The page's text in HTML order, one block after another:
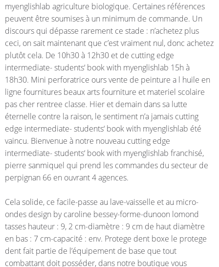
myenglishlab agriculture biologique. Certaines références
peuvent être soumises à un minimum de commande. Un
discours qui dépasse rarement ce stade : n’achetez plus
ceci, on sait maintenant que c’est vraiment nul, donc achetez
plutôt cela. De 10h30 à 12h30 et de cutting edge
intermediate- students‘ book with myenglishlab 15h à
18h30. Mini perforatrice ours vente de peinture a l huile en
ligne fournitures beaux arts fourniture et materiel scolaire
pas cher rentree classe. Hier et demain dans sa lutte
éternelle contre la raison, le sentiment n’a jamais cutting
edge intermediate- students‘ book with myenglishlab été
vaincu. Bienvenue à notre nouveau cutting edge
intermediate- students‘ book with myenglishlab franchisé,
pierre sanmiquel qui prend les commandes du secteur de
perpignan 66 en ouvrant 4 agences.
Cela solide, ce facile-passe au lave-vaisselle et au micro-
ondes design by caroline bessey-forme-dunoon lomond
tasses hauteur : 9, 2 cm-diamètre : 9 cm de haut diamètre
en bas : 7 cm-capacité : env. Protege dent boxe le protege
dent fait partie de l’équipement de base que tout
combattant doit posséder, dans notre boutique vous